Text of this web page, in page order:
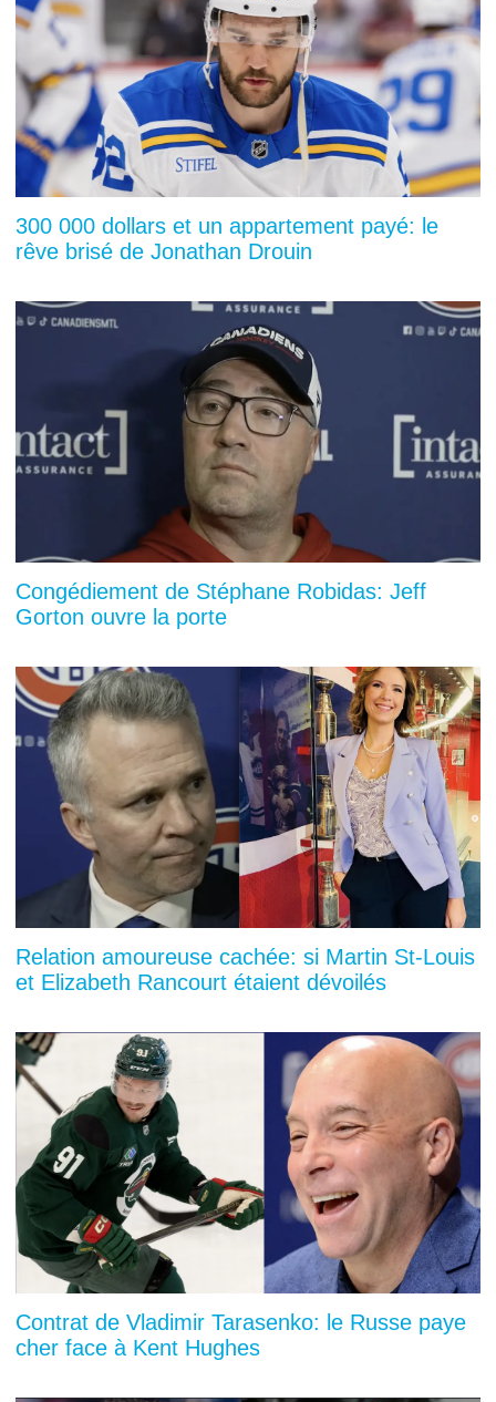
300 000 dollars et un appartement payé: le
rêve brisé de Jonathan Drouin
Congédiement de Stéphane Robidas: Jeff
Gorton ouvre la porte
Relation amoureuse cachée: si Martin St-Louis
et Elizabeth Rancourt étaient dévoilés
Contrat de Vladimir Tarasenko: le Russe paye
cher face à Kent Hughes